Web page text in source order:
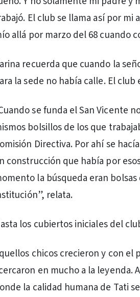
El club se llama así por
allá por marzo del 68 cuando
recuerda que cuando la
la sede no había calle. El
se funda el San Vicente
bolsillos de los que
Directiva. Por ahí se
construcción que había por
la búsqueda eran
relata.
los cubiertos iniciales del
chicos crecieron y con el
en mucho a la leyenda.
la calidad humana de Tati